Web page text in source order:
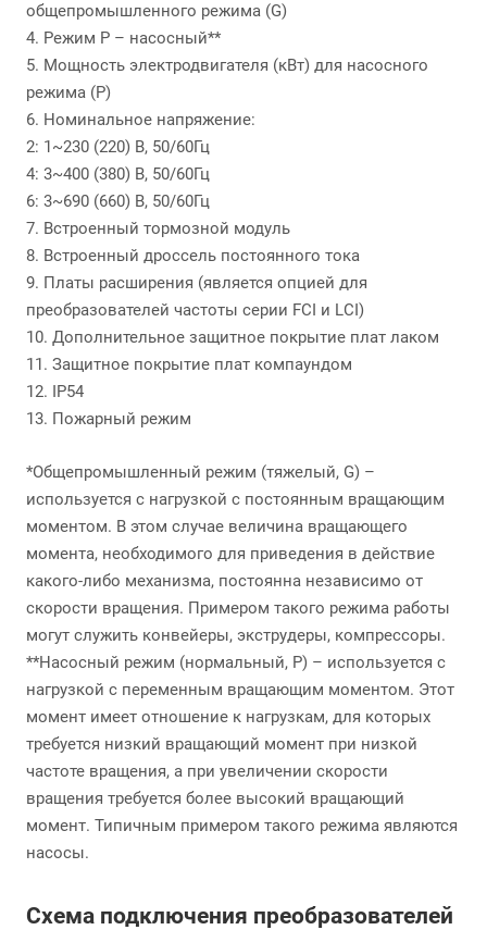
общепромышленного режима (G)
4. Режим P – насосный**
5. Мощность электродвигателя (кВт) для насосного
режима (P)
6. Номинальное напряжение:
2: 1~230 (220) В, 50/60Гц
4: 3~400 (380) В, 50/60Гц
6: 3~690 (660) В, 50/60Гц
7. Встроенный тормозной модуль
8. Встроенный дроссель постоянного тока
9. Платы расширения (является опцией для
преобразователей частоты серии FCI и LCI)
10. Дополнительное защитное покрытие плат лаком
11. Защитное покрытие плат компаундом
12. IP54
13. Пожарный режим
*Общепромышленный режим (тяжелый, G) –
используется с нагрузкой с постоянным вращающим
моментом. В этом случае величина вращающего
момента, необходимого для приведения в действие
какого-либо механизма, постоянна независимо от
скорости вращения. Примером такого режима работы
могут служить конвейеры, экструдеры, компрессоры.
**Насосный режим (нормальный, P) – используется с
нагрузкой с переменным вращающим моментом. Этот
момент имеет отношение к нагрузкам, для которых
требуется низкий вращающий момент при низкой
частоте вращения, а при увеличении скорости
вращения требуется более высокий вращающий
момент. Типичным примером такого режима являются
насосы.
Схема подключения преобразователей